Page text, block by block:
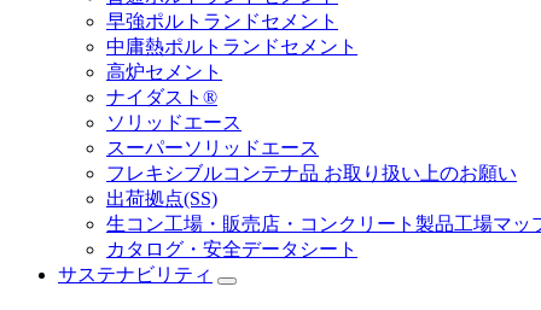
早強ポルトランドセメント
中庸熱ポルトランドセメント
高炉セメント
ナイダスト®
ソリッドエース
スーパーソリッドエース
フレキシブルコンテナ品 お取り扱い上のお願い
出荷拠点(SS)
生コン工場・販売店・コンクリート製品工場マッ
カタログ・安全データシート
サステナビリティ